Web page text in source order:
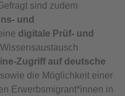
sind zudem
und
digitale Prüf- und
Zugriff auf deutsche
sowie die Möglichkeit einer
Erwerbsmigrant*innen in